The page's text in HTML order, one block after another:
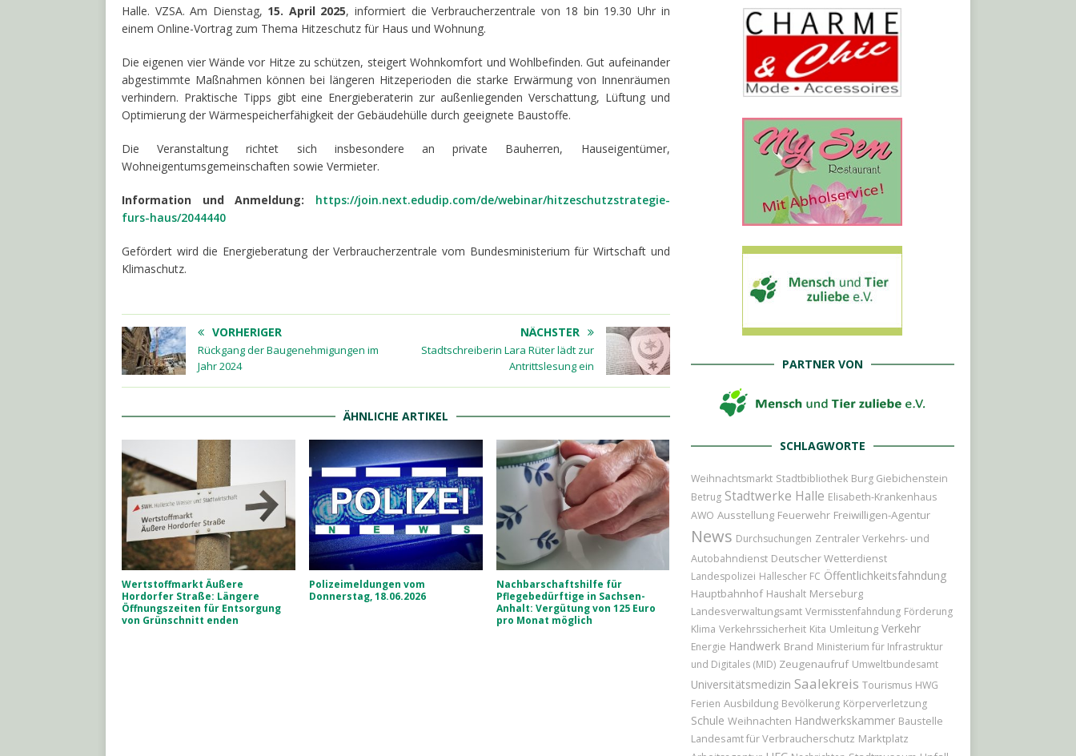
Halle. VZSA. Am Dienstag, 15. April 2025, informiert die Verbraucherzentrale von 18 bin 19.30 Uhr in
einem Online-Vortrag zum Thema Hitzeschutz für Haus und Wohnung.
Die eigenen vier Wände vor Hitze zu schützen, steigert Wohnkomfort und Wohlbefinden. Gut aufeinander
abgestimmte Maßnahmen können bei längeren Hitzeperioden die starke Erwärmung von Innenräumen
verhindern. Praktische Tipps gibt eine Energieberaterin zur außenliegenden Verschattung, Lüftung und
Optimierung der Wärmespeicherfähigkeit der Gebäudehülle durch geeignete Baustoffe.
Die Veranstaltung richtet sich insbesondere an private Bauherren, Hauseigentümer,
Wohneigentumsgemeinschaften sowie Vermieter.
Information und Anmeldung:
https://join.next.edudip.com/de/webinar/hitzeschutzstrategie-
furs-haus/2044440
Gefördert wird die Energieberatung der Verbraucherzentrale vom Bundesministerium für Wirtschaft und
Klimaschutz.
VORHERIGER
Rückgang der Baugenehmigungen im
Jahr 2024
NÄCHSTER
Stadtschreiberin Lara Rüter lädt zur
Antrittslesung ein
ÄHNLICHE ARTIKEL
Wertstoffmarkt Äußere
Hordorfer Straße: Längere
Öffnungszeiten für Entsorgung
von Grünschnitt enden
Polizeimeldungen vom
Donnerstag, 18.06.2026
Nachbarschaftshilfe für
Pflegebedürftige in Sachsen-
Anhalt: Vergütung von 125 Euro
pro Monat möglich
PARTNER VON
SCHLAGWORTE
Weihnachtsmarkt Stadtbibliothek Burg Giebichenstein
Betrug Stadtwerke Halle Elisabeth-Krankenhaus
AWO Ausstellung Feuerwehr Freiwilligen-Agentur
News Durchsuchungen Zentraler Verkehrs- und
Autobahndienst Deutscher Wetterdienst
Landespolizei Hallescher FC Öffentlichkeitsfahndung
Hauptbahnhof Haushalt Merseburg
Landesverwaltungsamt Vermisstenfahndung Förderung
Klima Verkehrssicherheit Kita Umleitung Verkehr
Energie Handwerk Brand Ministerium für Infrastruktur
und Digitales (MID) Zeugenaufruf Umweltbundesamt
Universitätsmedizin Saalekreis Tourismus HWG
Ferien Ausbildung Bevölkerung Körperverletzung
Schule Weihnachten Handwerkskammer Baustelle
Landesamt für Verbraucherschutz Marktplatz